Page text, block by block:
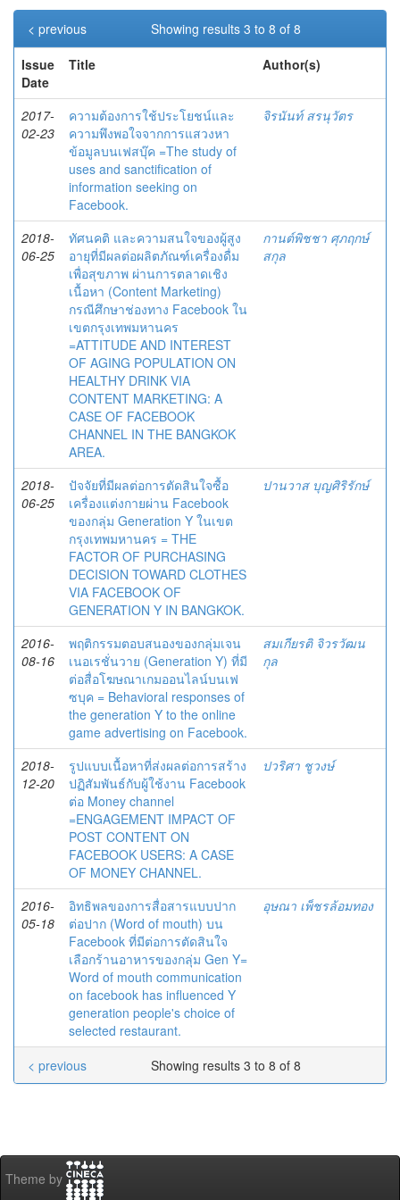
Showing results 3 to 8 of 8
< previous
Issue
Date
Title Author(s)
2017-
02-23
ความต้องการใช้ประโยชน์และ
ความพึงพอใจจากการแสวงหา
ข้อมูลบนเฟสบุ๊ค =The study of
uses and sanctification of
information seeking on
Facebook.
จิรนันท์ สรนุวัตร
2018-
06-25
ทัศนคติ และความสนใจของผู้สูง
อายุที่มีผลต่อผลิตภัณฑ์เครื่องดื่ม
เพื่อสุขภาพ ผ่านการตลาดเชิง
เนื้อหา (Content Marketing)
กรณีศึกษาช่องทาง Facebook ใน
เขตกรุงเทพมหานคร
=ATTITUDE AND INTEREST
OF AGING POPULATION ON
HEALTHY DRINK VIA
CONTENT MARKETING: A
CASE OF FACEBOOK
CHANNEL IN THE BANGKOK
AREA.
กานต์พิชชา ศุภฤกษ์
สกุล
2018-
06-25
ปัจจัยที่มีผลต่อการตัดสินใจซื้อ
เครื่องแต่งกายผ่าน Facebook
ของกลุ่ม Generation Y ในเขต
กรุงเทพมหานคร = THE
FACTOR OF PURCHASING
DECISION TOWARD CLOTHES
VIA FACEBOOK OF
GENERATION Y IN BANGKOK.
ปานวาส บุญศิริรักษ์
2016-
08-16
พฤติกรรมตอบสนองของกลุ่มเจน
เนอเรชั่นวาย (Generation Y) ที่มี
ต่อสื่อโฆษณาเกมออนไลน์บนเฟ
ซบุค = Behavioral responses of
the generation Y to the online
game advertising on Facebook.
สมเกียรติ จิวรวัฒน
กุล
2018-
12-20
รูปแบบเนื้อหาที่ส่งผลต่อการสร้าง
ปฏิสัมพันธ์กับผู้ใช้งาน Facebook
ต่อ Money channel
=ENGAGEMENT IMPACT OF
POST CONTENT ON
FACEBOOK USERS: A CASE
OF MONEY CHANNEL.
ปวริศา ชูวงษ์
2016-
05-18
อิทธิพลของการสื่อสารแบบปาก
ต่อปาก (Word of mouth) บน
Facebook ที่มีต่อการตัดสินใจ
เลือกร้านอาหารของกลุ่ม Gen Y=
Word of mouth communication
on facebook has influenced Y
generation people's choice of
selected restaurant.
อุษณา เพ็ชรล้อมทอง
Showing results 3 to 8 of 8
< previous
Theme by